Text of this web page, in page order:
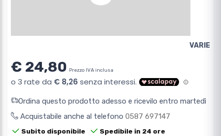
VARIE
€ 24,80 Prezzo IVA inclusa
Ordina questo prodotto adesso e ricevilo entro martedì
Acquistabile anche al telefono 0587 697147
Subito disponibile
Spedibile in 24 ore